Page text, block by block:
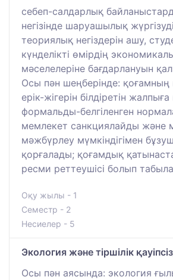
себеп-салдарлық
негізінде шаруашылық
теориялық негіздерін ашу,
күнделікті өмірдің
мәселелеріне бағдарлануын
Осы пән шеңберінде: қоғамның
ерік-жігерін білдіретін жалпыға
формальды-белгіленген
мемлекет санкциялайды және
мәжбүрлеу мүмкіндігімен
қорғалады; қоғамдық
ресми реттеушісі болып
Оқу жылы - 1
Семестр - 2
Несиелер - 5
Экология және тіршілік
Осы пән аясында: экология